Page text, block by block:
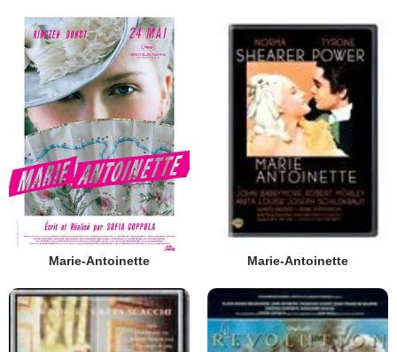
Marie-Antoinette Marie-Antoinette